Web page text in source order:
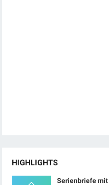
HIGHLIGHTS
Serienbriefe